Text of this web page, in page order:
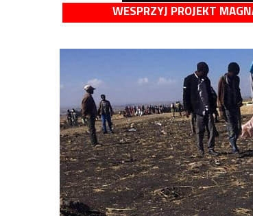
WESPRZYJ PROJEKT